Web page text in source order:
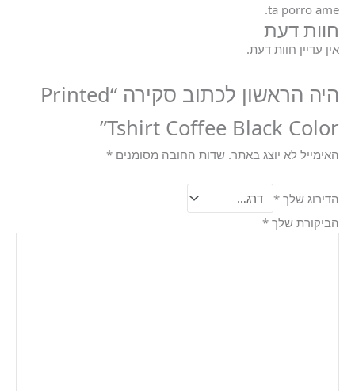
ta porro ame.
חוות דעת
אין עדיין חוות דעת.
היה הראשון לכתוב סקירה “Printed
Tshirt Coffee Black Color”
האימייל לא יוצג באתר. שדות החובה מסומנים *
הדירוג שלך *
הביקורת שלך *